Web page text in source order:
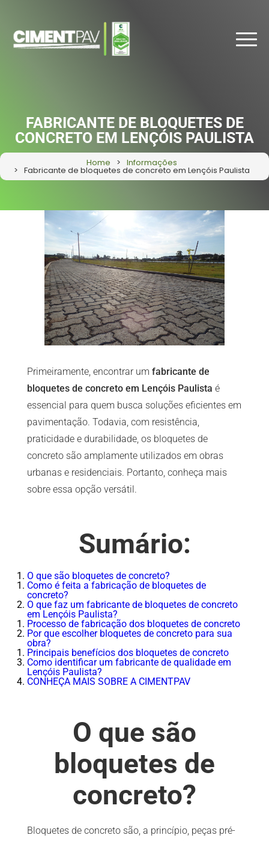
FABRICANTE DE BLOQUETES DE
CONCRETO EM LENÇÓIS PAULISTA
Home Informações
Fabricante de bloquetes de concreto em Lençóis Paulista
Primeiramente, encontrar um fabricante de
bloquetes de concreto em Lençóis Paulista é
essencial para quem busca soluções eficientes em
pavimentação. Todavia, com resistência,
praticidade e durabilidade, os bloquetes de
concreto são amplamente utilizados em obras
urbanas e residenciais. Portanto, conheça mais
sobre essa opção versátil.
Sumário:
O que são bloquetes de concreto?
Como é feita a fabricação de bloquetes de
concreto?
O que faz um fabricante de bloquetes de concreto
em Lençóis Paulista?
Processo de fabricação dos bloquetes de concreto
Por que escolher bloquetes de concreto para sua
obra?
Principais benefícios dos bloquetes de concreto
Como identificar um fabricante de qualidade em
Lençóis Paulista?
CONHEÇA MAIS SOBRE A CIMENTPAV
O que são
bloquetes de
concreto?
Bloquetes de concreto são, a princípio, peças pré-